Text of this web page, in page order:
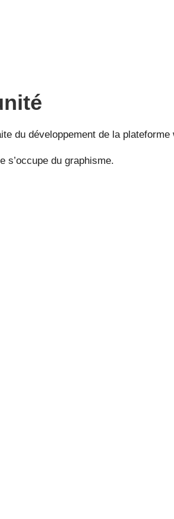
du développement de la plateforme
du graphisme.